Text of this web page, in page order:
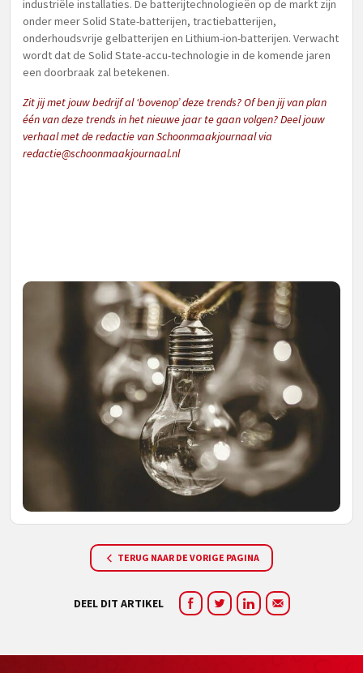
industriële installaties. De batterijtechnologieën op de markt zijn
onder meer Solid State-batterijen, tractiebatterijen,
onderhoudsvrije gelbatterijen en Lithium-ion-batterijen. Verwacht
wordt dat de Solid State-accu-technologie in de komende jaren
een doorbraak zal betekenen.
Zit jij met jouw bedrijf al ‘bovenop’ deze trends? Of ben jij van plan
één van deze trends in het nieuwe jaar te gaan volgen? Deel jouw
verhaal met de redactie van Schoonmaakjournaal via
redactie@schoonmaakjournaal.nl
TERUG NAAR DE VORIGE PAGINA
DEEL DIT ARTIKEL